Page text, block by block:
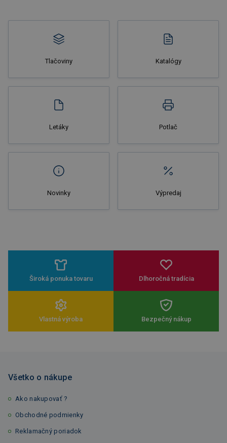
Tlačoviny Katalógy
Letáky Potlač
Novinky Výpredaj
Široká ponuka tovaru Dlhoročná tradícia
Vlastná výroba Bezpečný nákup
Všetko o nákupe
Ako nakupovať ?
Obchodné podmienky
Reklamačný poriadok